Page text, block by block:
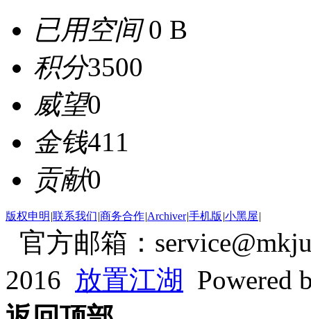
已用空间0 B
积分3500
威望0
金钱411
贡献0
版权申明 |联系我们|商务合作|Archiver|手机版 |小黑屋|
官方邮箱：
2016 放置江湖
Powered